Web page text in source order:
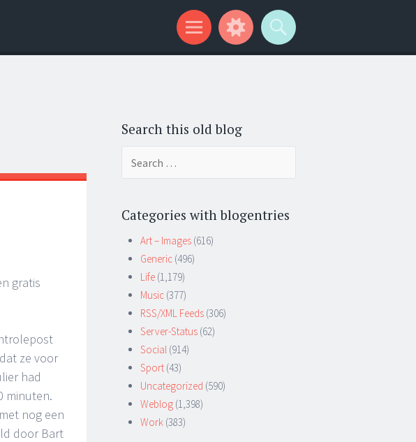
gratis
ze voor
had
minuten.
nog een
door Bart
Search this old blog
Categories with blogentries
Art – Images (616)
Generic (496)
Life (1,179)
Music (377)
RSS/XML Feeds (306)
Server-Status (62)
Social (914)
Sport (43)
Uncategorized (590)
Weblog (1,398)
Work (383)